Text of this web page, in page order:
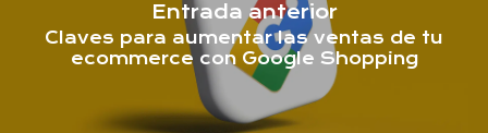
Entrada anterior
Claves para aumentar las ventas de tu
ecommerce con Google Shopping